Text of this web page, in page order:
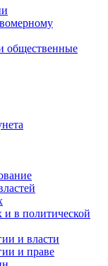
общественные
и в политической
и власти
и праве